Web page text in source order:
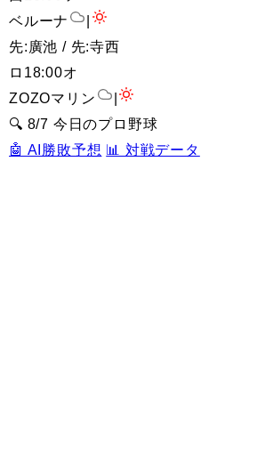
ベルーナ
先:廣池 / 先:寺西
ロ 18:00オ
ZOZOマリン
🔍 8/7 今日のプロ野球
🤖 AI勝敗予想 📊 対戦データ